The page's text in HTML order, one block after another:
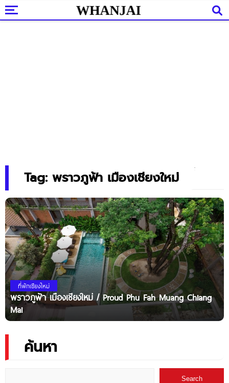
Tag: พราวภูฟ้า เมืองเชียงใหม่
ที่พักเชียงใหม่
พราวภูฟ้า เมืองเชียงใหม่ / Proud Phu Fah Muang Chiang
Mai
ค้นหา
Search